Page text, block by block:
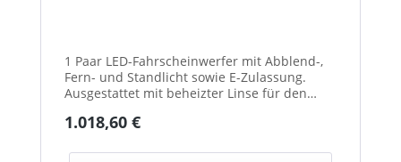
1 Paar LED-Fahrscheinwerfer mit Abblend-,
Fern- und Standlicht sowie E-Zulassung.
Ausgestattet mit beheizter Linse für den
Witterungsbedingungen. Ideal zur sicheren
Arbeitsbereichen bei allen Fahrzeugtypen.
Regulärer Preis:
1.018,60 €